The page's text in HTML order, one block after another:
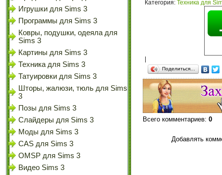
Игрушки для Sims 3
Программы для Sims 3
Ковры, подушки, одеяла для
Sims 3
Картины для Sims 3
Техника для Sims 3
Татуировки для Sims 3
Шторы, жалюзи, тюль для Sims
3
Позы для Sims 3
Слайдеры для Sims 3
Моды для Sims 3
CAS для Sims 3
OMSP для Sims 3
Видео Sims 3
Категория: Техника для
Поделиться…
Всего комментариев: 0
Добавлять